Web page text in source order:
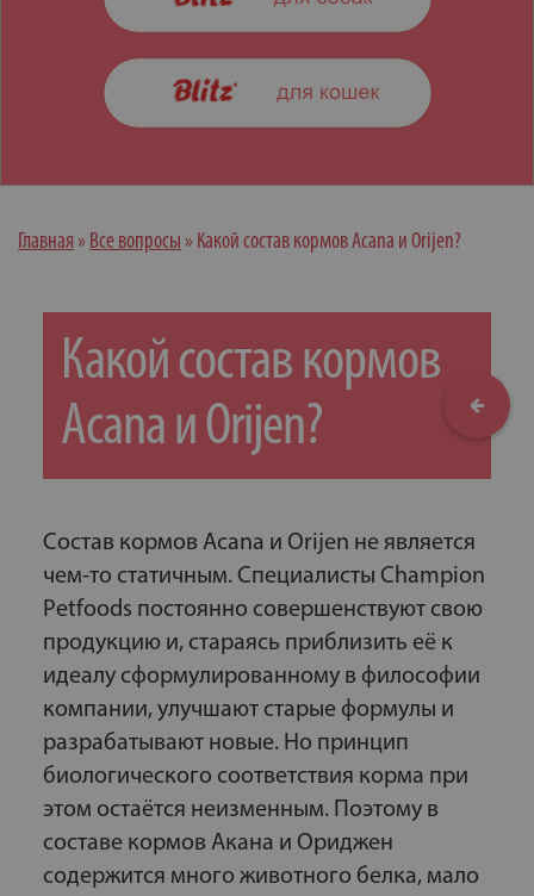
Главная » Все вопросы » Какой состав кормов Acana и Orijen?
Какой состав кормов
Acana и Orijen?
Состав кормов Acana и Orijen не является
чем-то статичным. Специалисты Champion
Petfoods постоянно совершенствуют свою
продукцию и, стараясь приблизить её к
идеалу сформулированному в философии
компании, улучшают старые формулы и
разрабатывают новые. Но принцип
биологического соответствия корма при
этом остаётся неизменным. Поэтому в
составе кормов Акана и Ориджен
содержится много животного белка, мало